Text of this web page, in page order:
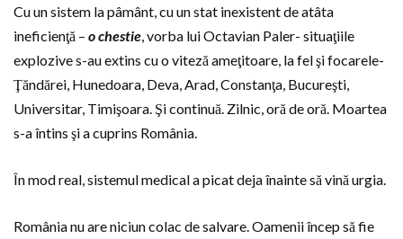
Cu un sistem la pâmânt, cu un stat inexistent de atâta
ineficienţă – o chestie, vorba lui Octavian Paler- situaţiile
explozive s-au extins cu o viteză ameţitoare, la fel şi focarele-
Ţăndărei, Hunedoara, Deva, Arad, Constanţa, Bucureşti,
Universitar, Timişoara. Şi continuă. Zilnic, oră de oră. Moartea
s-a întins şi a cuprins România.
În mod real, sistemul medical a picat deja înainte să vină urgia.
România nu are niciun colac de salvare. Oamenii încep să fie